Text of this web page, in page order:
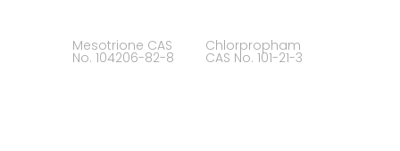
Mesotrione CAS
No. 104206-82-8
Chlorpropham
CAS No. 101-21-3